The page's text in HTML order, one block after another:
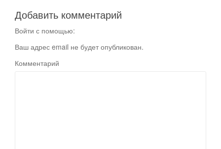
Добавить комментарий
Войти с помощью:
Ваш адрес email не будет опубликован.
Комментарий